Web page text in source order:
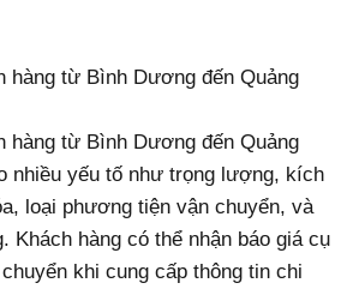
hàng từ Bình Dương đến Quảng
hàng từ Bình Dương đến Quảng
nhiều yếu tố như trọng lượng, kích
loại phương tiện vận chuyển, và
Khách hàng có thể nhận báo giá cụ
khi cung cấp thông tin chi